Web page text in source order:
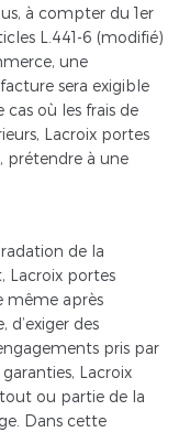
à compter du 1er
L.441-6 (modifié)
une
sera exigible
où les frais de
Lacroix portes
prétendre à une
de la
Lacroix portes
même après
des
pris par
Lacroix
ou partie de la
Dans cette